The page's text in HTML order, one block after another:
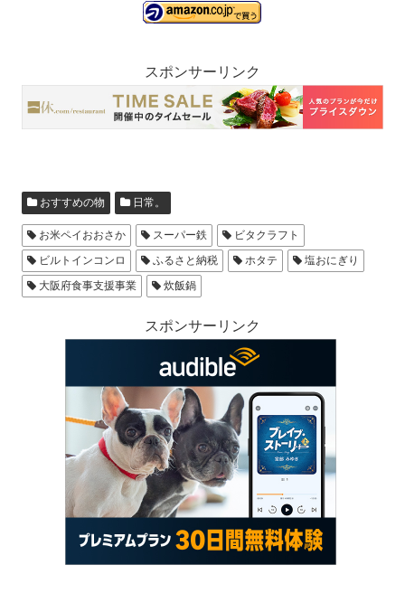
スポンサーリンク
おすすめの物 日常。
お米ペイおおさか スーパー鉄
ビタクラフト
ビルトインコンロ
ふるさと納税 ホタテ
塩おにぎり
大阪府食事支援事業
炊飯鍋
スポンサーリンク